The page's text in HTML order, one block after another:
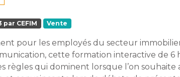
CEFIM Vente
pour les employés du secteur
cette formation interactive de 6
règles qui dominent lorsque l’on